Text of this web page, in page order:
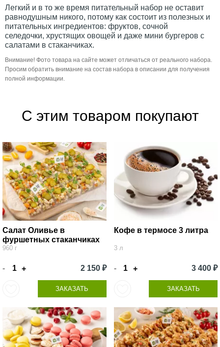
Легкий и в то же время питательный набор не оставит
равнодушным никого, потому как состоит из полезных и
питательных ингредиентов: фруктов, сочной
селедочки, хрустящих овощей и даже мини бургеров с
салатами в стаканчиках.
Внимание! Фото товара на сайте может отличаться от реального набора.
Просим обратить внимание на состав набора в описании для получения
полной информации.
С этим товаром покупают
Салат Оливье в
фуршетных стаканчиках
960 г
- + 2 150 ₽
ЗАКАЗАТЬ
Кофе в термосе 3 литра
3 л
- + 3 400 ₽
ЗАКАЗАТЬ